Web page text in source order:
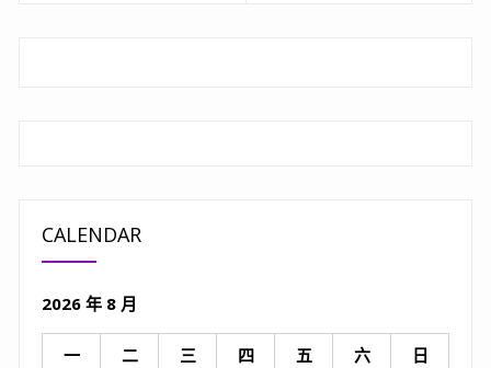
CALENDAR
2026 年 8 月
一 二 三 四 五 六
日